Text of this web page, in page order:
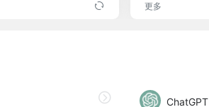
更多
ChatGPT